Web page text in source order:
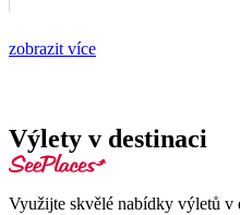
zobrazit více
Výlety v destinaci
Využijte skvělé nabídky výletů v